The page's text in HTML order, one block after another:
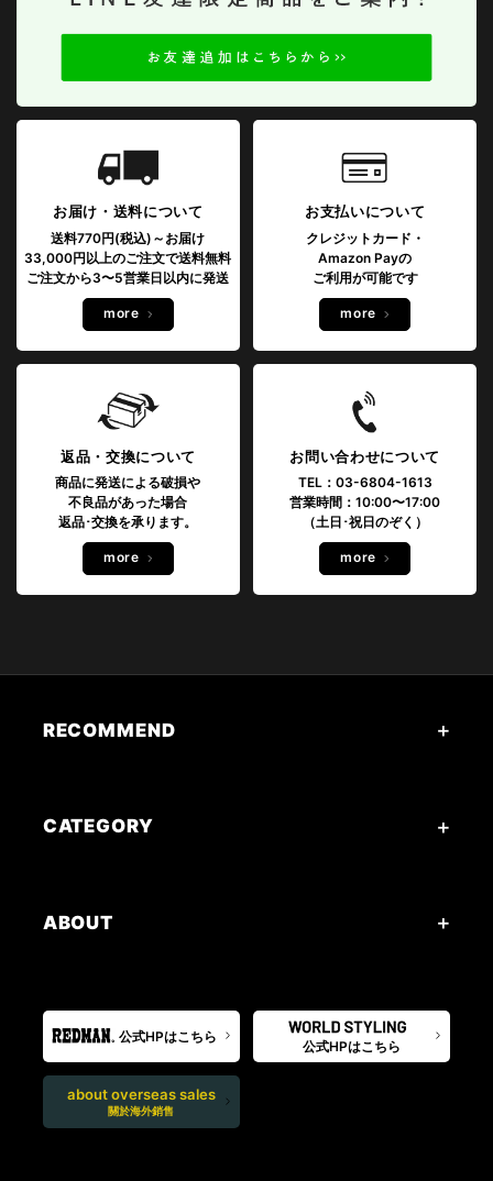
お届け・送料について
送料770円(税込)～お届け
33,000円以上のご注文で送料無料
ご注文から3〜5営業日以内に発送
more
お支払いについて
クレジットカード・
Amazon Payの
ご利用が可能です
more
返品・交換について
商品に発送による破損や
不良品があった場合
返品･交換を承ります。
more
お問い合わせについて
TEL：03-6804-1613
営業時間：10:00〜17:00
（土日･祝日のぞく）
more
RECOMMEND
CATEGORY
ABOUT
公式HPはこちら
公式HPはこちら
about overseas sales
關於海外銷售